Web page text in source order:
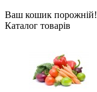
Ваш кошик порожній!
Каталог товарів